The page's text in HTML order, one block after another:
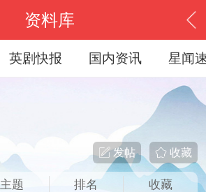
资料库
英剧快报 国内资讯 星闻
收藏
发帖
主题 排名 收藏